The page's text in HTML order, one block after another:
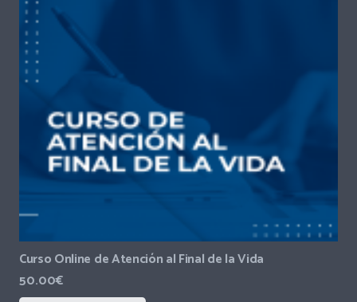
Curso Online de Atención al Final de la Vida
50.00€